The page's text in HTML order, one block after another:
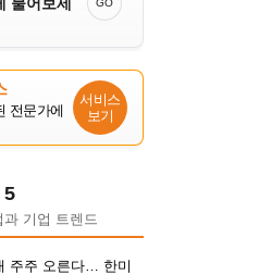
GO
전문가에
서비스
보기
5
기업 트렌드
주주 오른다… 한미